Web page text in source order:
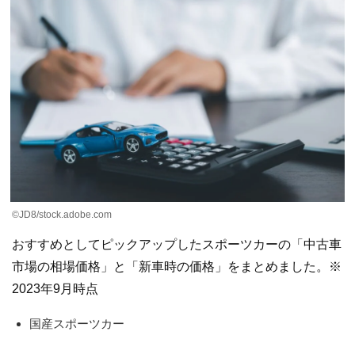
©JD8/stock.adobe.com
おすすめとしてピックアップしたスポーツカーの「中古車
市場の相場価格」と「新車時の価格」をまとめました。※
2023年9月時点
国産スポーツカー